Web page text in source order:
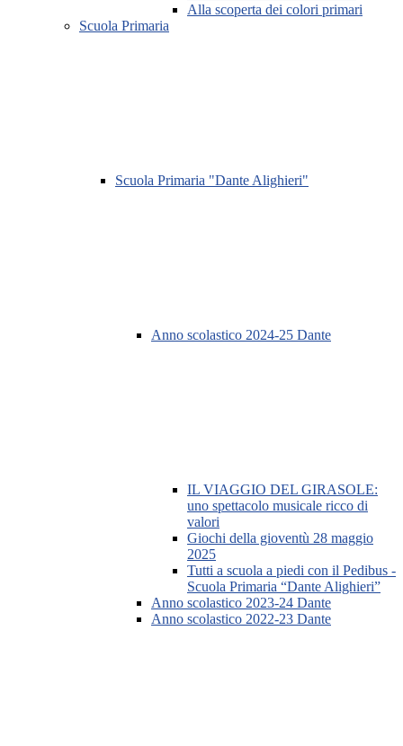
Alla scoperta dei colori primari
Scuola Primaria
Scuola Primaria "Dante Alighieri"
Anno scolastico 2024-25 Dante
IL VIAGGIO DEL GIRASOLE:
uno spettacolo musicale ricco di
valori
Giochi della gioventù 28 maggio
2025
Tutti a scuola a piedi con il Pedibus -
Scuola Primaria “Dante Alighieri”
Anno scolastico 2023-24 Dante
Anno scolastico 2022-23 Dante